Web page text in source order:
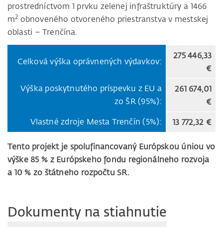
prostredníctvom 1 prvku zelenej infraštruktúry a 1466
m2 obnoveného otvoreného priestranstva v mestskej
oblasti – Trenčína.
Celková výška oprávnených výdavkov:
275 446,33
€
Výška poskytnutého príspevku z EU a
zo ŠR (95%):
261 674,01
€
Vlastné zdroje Mesta Trenčín (5%):
13 772,32 €
Tento projekt je spolufinancovaný Európskou úniou vo
výške 85 % z Európskeho fondu regionálneho rozvoja
a 10 % zo štátneho rozpočtu SR.
Dokumenty na stiahnutie